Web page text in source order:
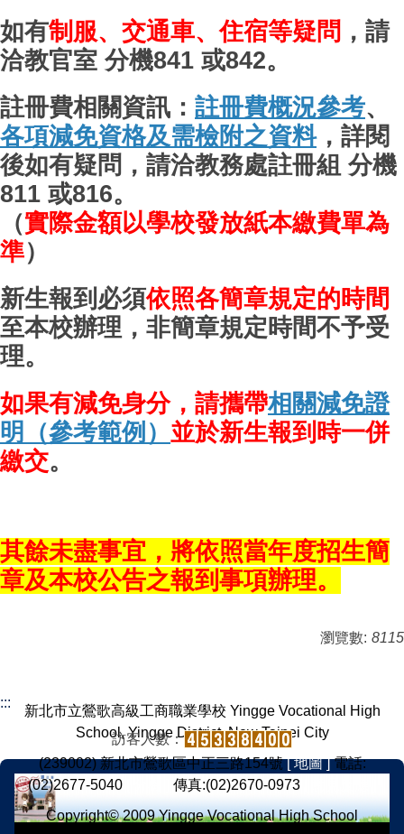
如有制服、交通車、住宿等疑問 ，請
洽教官室 分機841 或842。
註冊費相關資訊： 註冊費概況參考、
各項減免資格及需檢附之資料，詳閱
後如有疑問，請洽教務處註冊組 分機
811 或816。
（實際金額以學校發放紙本繳費單為
準）
新生報到必須依照各簡章規定的時間
至本校辦理，非簡章規定時間不予受
理。
如果有減免身分，請攜帶相關減免證
明（參考範例） 並於新生報到時一併
繳交。
其餘未盡事宜，將依照當年度招生簡
章及本校公告之報到事項辦理。
瀏覽數: 8115
:::
訪客人數：
新北市立鶯歌高級工商職業學校 Yingge Vocational High
School, Yingge District, New Taipei City
(239002) 新北市鶯歌區中正三路154號[ 地圖 ]電話:
(02)2677-5040
傳真:(02)2670-0973
Copyright© 2009 Yingge Vocational High School